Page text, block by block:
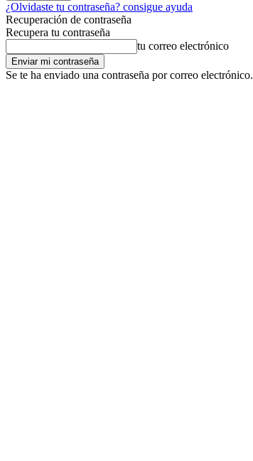
¿Olvidaste tu contraseña? consigue ayuda
Recuperación de contraseña
Recupera tu contraseña
tu correo electrónico
Se te ha enviado una contraseña por correo electrónico.